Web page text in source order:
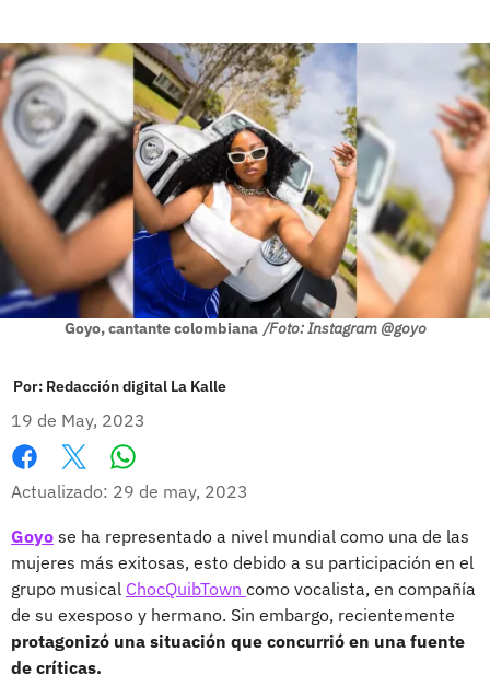
Goyo, cantante colombiana /Foto: Instagram @goyo
Por: Redacción digital La Kalle
19 de May, 2023
Facebook
X
Actualizado: 29 de may, 2023
Goyo se ha representado a nivel mundial como una de las
mujeres más exitosas, esto debido a su participación en el
grupo musical ChocQuibTown como vocalista, en compañía
de su exesposo y hermano. Sin embargo, recientemente
protagonizó una situación que concurrió en una fuente
de críticas.